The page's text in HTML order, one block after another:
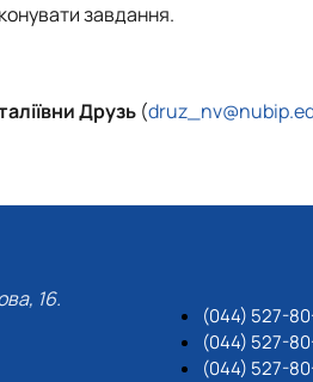
завдання.
Друзь (
16.
(044) 527-
(044) 527-
(044) 527-